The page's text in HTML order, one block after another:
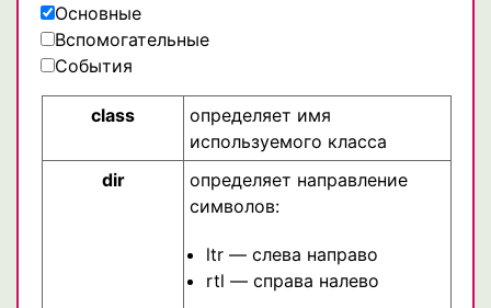
Основные
Вспомогательные
События
class
определяет имя
используемого класса
dir
определяет направление
символов:
ltr — слева направо
rtl — справа налево